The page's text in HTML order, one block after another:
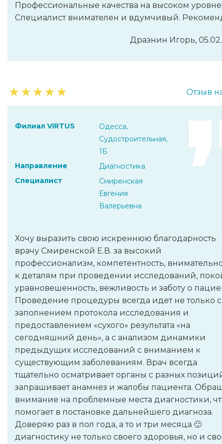
Профессиональные качества на высоком
Специалист внимателен и вдумчивый.
Дразнин Игорь,
★★★★★ Отзыв
Филиал VIRTUS
Одесса,
Судостроительная,
1Б
Направление
Диагностика
Специалист
Смиренская
Евгения
Валерьевна
Хочу выразить свою искреннюю благодарность
врачу Смиренской Е.В. за высокий
профессионализм, компетентность,
к деталям при проведении исследований,
уравновешенность, вежливость и заботу о
Проведение процедуры всегда идет не только с
заполнением протокола исследования и
предоставлением «сухого» результата «на
сегодняшний день», а с анализом динамики
предыдущих исследований с вниманием к
существующим заболеваниям. Врач всегда
тщательно осматривает органы с разных
запрашивает анамнез и жалобы пациента.
внимание на проблемные места диагностики,
помогает в постановке дальнейшего диагноза.
Доверяю раз в пол года, а то и три месяца 🙂
диагностику не только своего здоровья, но и